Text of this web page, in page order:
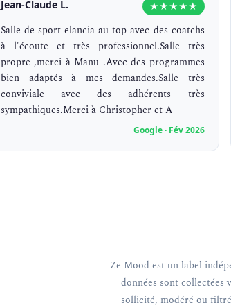
Jean-Claude L. ★★★★★
Salle de sport elancia au top avec des coatchs
à l'écoute et très professionnel.Salle très
propre ,merci à Manu .Avec des programmes
bien adaptés à mes demandes.Salle très
conviviale avec des adhérents très
sympathiques.Merci à Christopher et A
Google · Fév 2026
Ze Mood est un label
données sont collectées
sollicité, modéré ou